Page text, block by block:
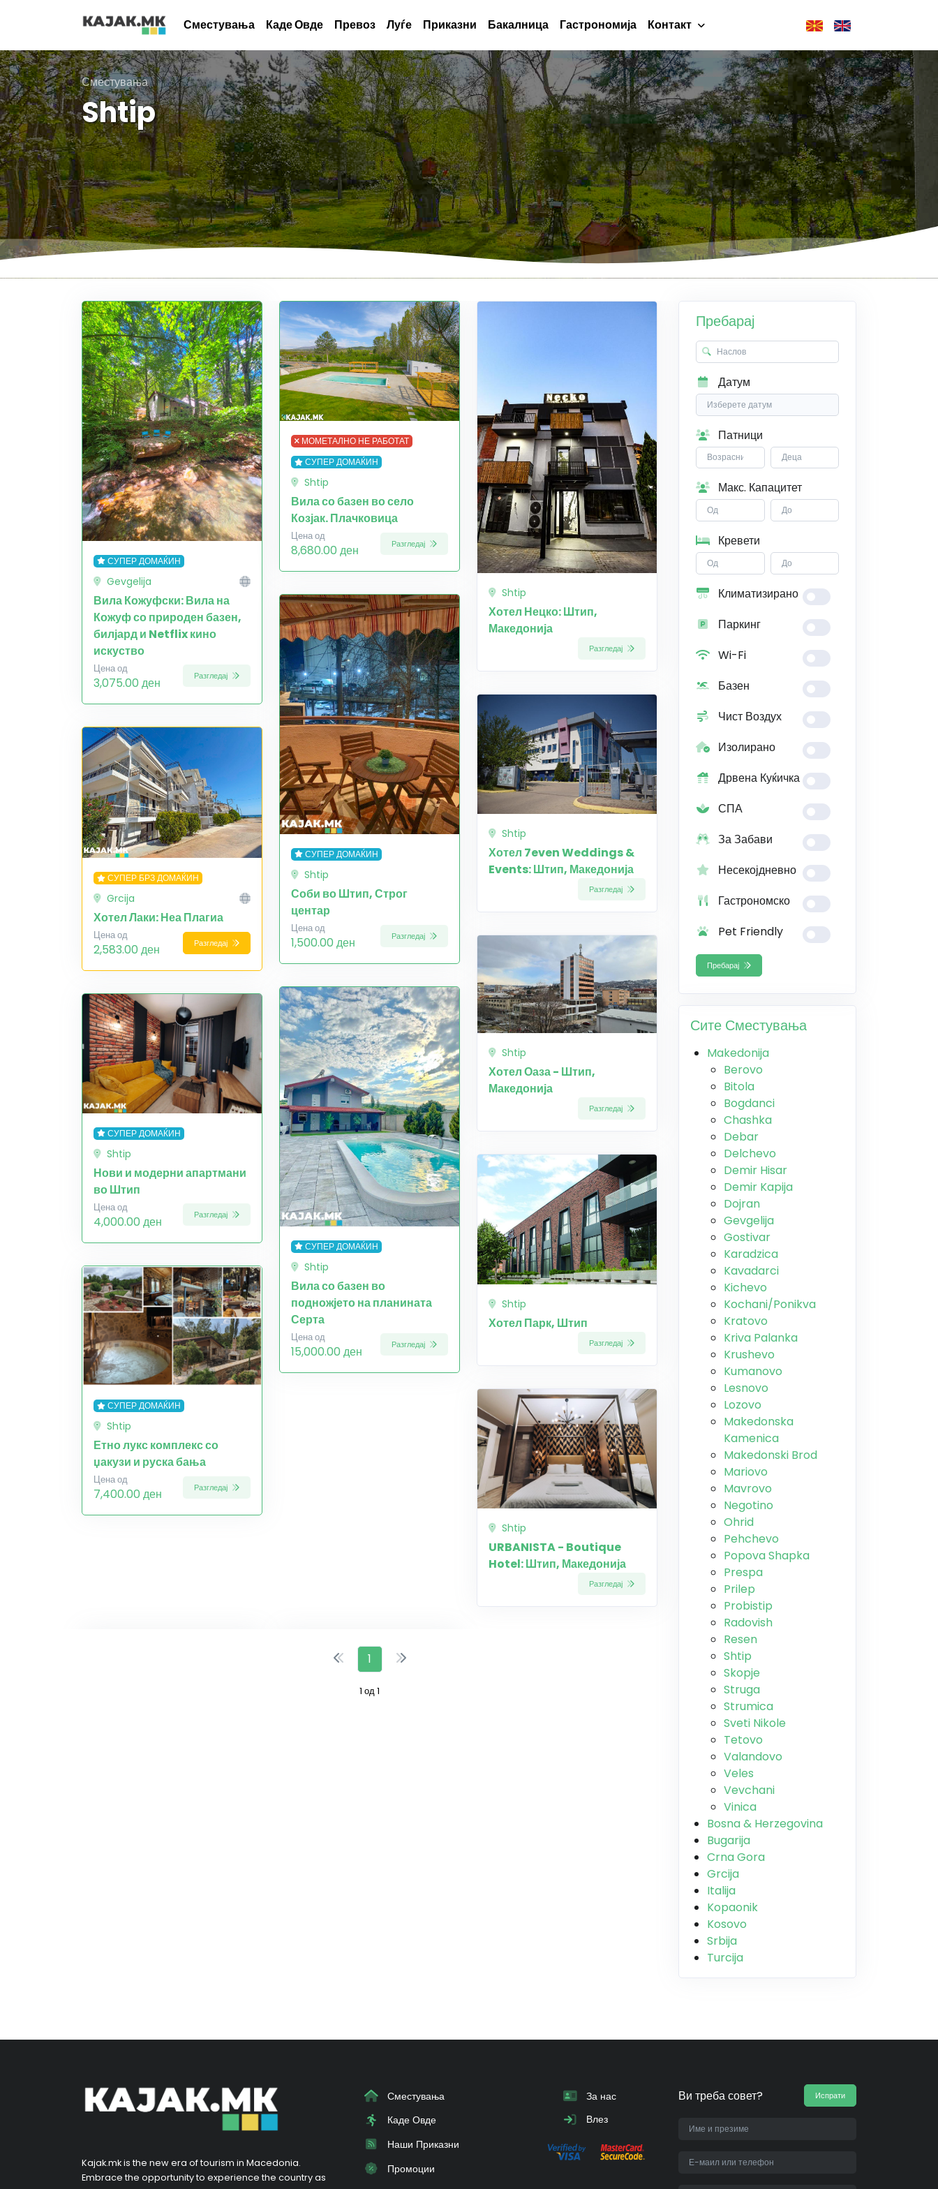
Сместувања Каде Овде Превоз Луѓе Приказни Бакалница Гастрономија Контакт
Сместувања
Shtip
Пребарај
Датум
Патници
Макс. Капацитет
Кревети
Климатизирано
Паркинг
Wi-Fi
Базен
Чист Воздух
Изолирано
Дрвена Куќичка
СПА
За Забави
Несекојдневно
Гастрономско
Pet Friendly
Пребарај
Сите Сместувања
Makedonija
Berovo
Bitola
Bogdanci
Chashka
Debar
Delchevo
Demir Hisar
Demir Kapija
Dojran
Gevgelija
Gostivar
Karadzica
Kavadarci
Kichevo
Kochani/Ponikva
Kratovo
Kriva Palanka
Krushevo
Kumanovo
Lesnovo
Lozovo
Makedonska
Kamenica
Makedonski Brod
Mariovo
Mavrovo
Negotino
Ohrid
Pehchevo
Popova Shapka
Prespa
Prilep
Probistip
Radovish
Resen
Shtip
Skopje
Struga
Strumica
Sveti Nikole
Tetovo
Valandovo
Veles
Vevchani
Vinica
Bosna & Herzegovina
Bugarija
Crna Gora
Grcija
Italija
Kopaonik
Kosovo
Srbija
Turcija
СУПЕР ДОМАЌИН
Gevgelija
Вила Кожуфски: Вила на
Кожуф со природен базен,
билјард и Netflix кино
искуство
Цена од
3,075.00 ден Разгледај
СУПЕР БРЗ ДОМАЌИН
Grcija
Хотел Лаки: Неа Плагиа
Цена од
2,583.00 ден Разгледај
СУПЕР ДОМАЌИН
Shtip
Нови и модерни апартмани
во Штип
Цена од
4,000.00 ден Разгледај
СУПЕР ДОМАЌИН
Shtip
Етно лукс комплекс со
џакузи и руска бања
Цена од
7,400.00 ден Разгледај
МОМЕТАЛНО НЕ РАБОТАТ
СУПЕР ДОМАЌИН
Shtip
Вила со базен во село
Козјак. Плачковица
Цена од
8,680.00 ден Разгледај
СУПЕР ДОМАЌИН
Shtip
Соби во Штип, Строг
центар
Цена од
1,500.00 ден Разгледај
СУПЕР ДОМАЌИН
Shtip
Вила со базен во
подножјето на планината
Серта
Цена од
15,000.00 ден Разгледај
Shtip
Хотел Нецко: Штип,
Македонија
Разгледај
Shtip
Хотел 7even Weddings &
Events: Штип, Македонија
Разгледај
Shtip
Хотел Оаза - Штип,
Македонија
Разгледај
Shtip
Хотел Парк, Штип
Разгледај
Shtip
URBANISTA - Boutique
Hotel: Штип, Македонија
Разгледај
1
1 од 1
Kajak.mk is the new era of tourism in Macedonia.
Embrace the opportunity to experience the country as
Сместувања
Каде Овде
Наши Приказни
Промоции
За нас
Влез
Ви треба совет? Испрати